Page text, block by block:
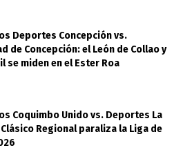
Deportes Concepción vs.
de Concepción: el León de Collao y
se miden en el Ester Roa
Coquimbo Unido vs. Deportes La
Regional paraliza la Liga de